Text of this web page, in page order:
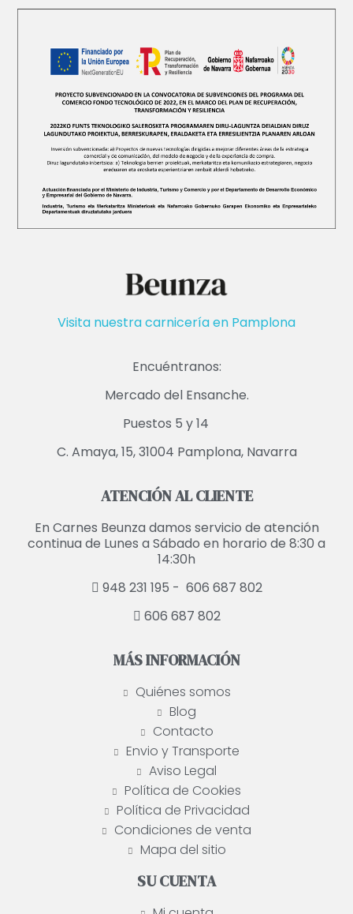
Visita nuestra carnicería en Pamplona
Encuéntranos:
Mercado del Ensanche.
Puestos 5 y 14
C. Amaya, 15, 31004 Pamplona, Navarra
ATENCIÓN AL CLIENTE
En Carnes Beunza damos servicio de atención
continua de Lunes a Sábado en horario de 8:30 a
14:30h
948 231 195 - 606 687 802
606 687 802
MÁS INFORMACIÓN
Quiénes somos
Blog
Contacto
Envio y Transporte
Aviso Legal
Política de Cookies
Política de Privacidad
Condiciones de venta
Mapa del sitio
SU CUENTA